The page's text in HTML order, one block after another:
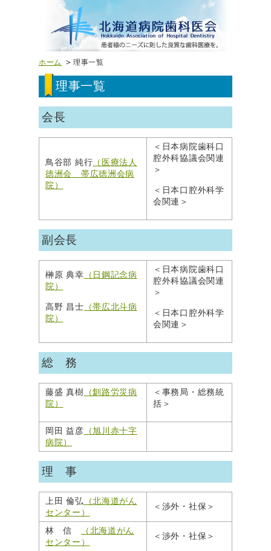
ホーム 理事一覧
理事一覧
会長
鳥谷部 純行 （医療法人
徳洲会 帯広徳洲会病
院）
＜日本病院歯科口
腔外科協議会関連
＞
＜日本口腔外科学
会関連＞
副会長
榊原 典幸 （日鋼記念病
院）
高野 昌士 （帯広北斗病
院）
＜日本病院歯科口
腔外科協議会関連
＞
＜日本口腔外科学
会関連＞
総 務
藤盛 真樹 （釧路労災病
院）
＜事務局・総務統
括＞
岡田 益彦 （旭川赤十字
病院）
理 事
上田 倫弘 （北海道がん
センター）
＜渉外・社保＞
林 信
（北海道がん
センター）
＜渉外・社保＞